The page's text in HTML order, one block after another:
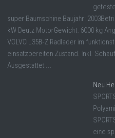
super Baumschine Baujahr:
kW Deutz MotorGewicht: 6000 kg
VOLVO L35B-Z Radlader im
einsatzbereiten Zustand. Inkl.
Ausgestattet ...
Neu
eine